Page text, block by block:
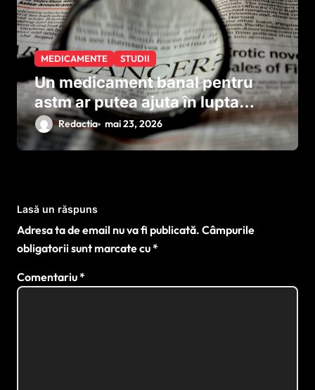
MEDICAMENTE STUDII
Un medicament banal pentru
astm ar putea ajuta în lupta
împotriva cancerului agresiv
Redactia mai 23, 2026
Lasă un răspuns
Adresa ta de email nu va fi publicată. Câmpurile
obligatorii sunt marcate cu*
Comentariu*